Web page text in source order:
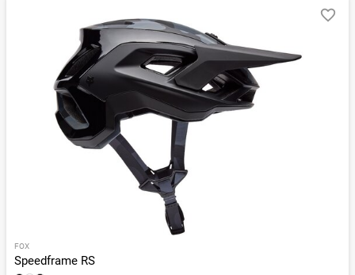
FOX
Speedframe RS